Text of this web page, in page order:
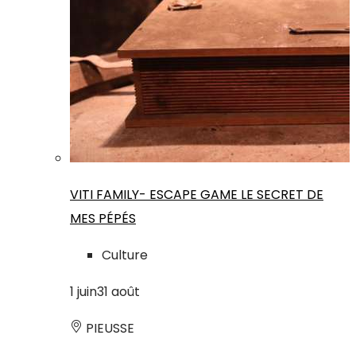
VITI FAMILY- ESCAPE GAME LE SECRET DE
MES PÉPÉS
Culture
1 juin31 août
PIEUSSE